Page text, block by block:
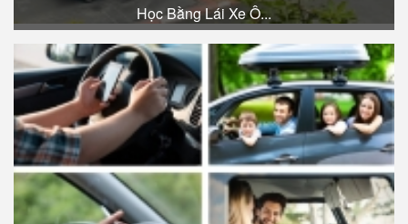
Học Bằng Lái Xe Ô...